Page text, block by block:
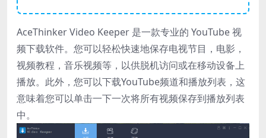
AceThinker Video Keeper 是一款专业的 YouTube 视
频下载软件。您可以轻松快速地保存电视节目，电影，
视频教程，音乐视频等，以供脱机访问或在移动设备上
播放。此外，您可以下载YouTube频道和播放列表，这
意味着您可以单击一下一次将所有视频保存到播放列表
中。